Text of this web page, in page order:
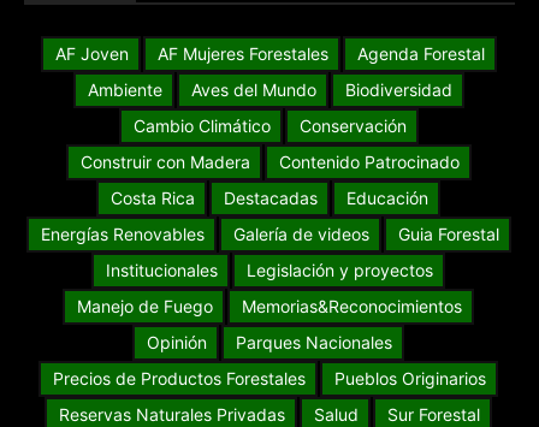
AF Joven AF Mujeres Forestales
Agenda Forestal
Ambiente
Aves del Mundo
Biodiversidad
Cambio Climático
Conservación
Construir con Madera
Contenido Patrocinado
Costa Rica
Destacadas
Educación
Energías Renovables
Galería de videos
Guia Forestal
Institucionales
Legislación y proyectos
Manejo de Fuego
Memorias&Reconocimientos
Opinión
Parques Nacionales
Precios de Productos Forestales
Pueblos Originarios
Reservas Naturales Privadas
Salud
Sur Forestal